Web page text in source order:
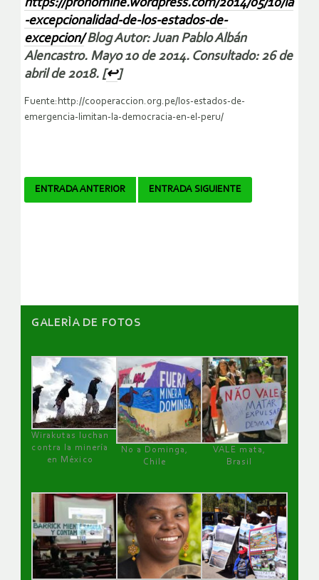
https://prohomine.wordpress.com/2014/05/10/la
-excepcionalidad-de-los-estados-de-
excepcion/Blog Autor: Juan Pablo Albán
Alencastro. Mayo 10 de 2014. Consultado: 26 de
abril de 2018. [↩]
Fuente:http://cooperaccion.org.pe/los-estados-de-
emergencia-limitan-la-democracia-en-el-peru/
Navegador
ENTRADA ANTERIOR ENTRADA SIGUIENTE
GALERÌA DE FOTOS
Wirakutas luchan
contra la minería
en México
No a Dominga,
Chile
VALE mata,
Brasil